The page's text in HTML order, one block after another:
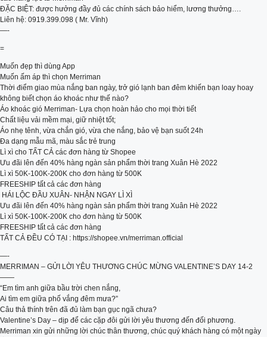
ĐẶC BIỆT: được hưởng đầy đủ các chính sách bảo hiểm, lương thưởng….
Liên hệ: 0919.399.098 ( Mr. Vĩnh)
—-
=
Muốn đẹp thì dùng App
Muốn ấm áp thì chọn Merriman
Thời điểm giao mùa nắng ban ngày, trở gió lạnh ban đêm khiến bạn loay hoay
không biết chọn áo khoác như thế nào?
Áo khoác gió Merriman- Lựa chọn hoàn hảo cho mọi thời tiết
Chất liệu vải mềm mại, giữ nhiệt tốt;
Áo nhẹ tênh, vừa chắn gió, vừa che nắng, bảo vệ bạn suốt 24h
Đa dạng mẫu mã, màu sắc trẻ trung
Lì xì cho TẤT CẢ các đơn hàng từ Shopee
Ưu đãi lên đến 40% hàng ngàn sản phẩm thời trang Xuân Hè 2022
Lì xì 50K-100K-200K cho đơn hàng từ 500K
FREESHIP tất cả các đơn hàng
️ HÁI LỘC ĐẦU XUÂN- NHẬN NGAY LÌ XÌ
Ưu đãi lên đến 40% hàng ngàn sản phẩm thời trang Xuân Hè 2022
Lì xì 50K-100K-200K cho đơn hàng từ 500K
FREESHIP tất cả các đơn hàng
TẤT CẢ ĐỀU CÓ TẠI : https://shopee.vn/merriman.official
—-
MERRIMAN – GỬI LỜI YÊU THƯƠNG CHÚC MỪNG VALENTINE’S DAY 14-2
——
“Em tìm anh giữa bầu trời chen nắng,
Ai tìm em giữa phố vắng đêm mưa?”
Câu thả thính trên đã đủ làm bạn gục ngã chưa?
Valentine’s Day – dịp để các cặp đôi gửi lời yêu thương đến đối phương.
Merriman xin gửi những lời chúc thân thương, chúc quý khách hàng có một ngày